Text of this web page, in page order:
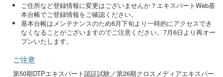
ご住所など登録情報に変更はございませんか？エキスパートWeb基
本台帳でご登録情報をご確認ください。
基本台帳はメンテナンスのため6月下旬より一時的にアクセスでき
なくなることがございますのでご注意ください。7月6日より再オー
プンいたします。
ご注意
第50期DTPエキスパート認証試験／第26期クロスメディアエキスパー